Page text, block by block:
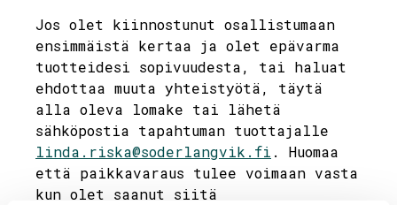
Jos olet kiinnostunut osallistumaan
ensimmäistä kertaa ja olet epävarma
tuotteidesi sopivuudesta, tai haluat
ehdottaa muuta yhteistyötä, täytä
alla oleva lomake tai lähetä
sähköpostia tapahtuman tuottajalle
linda.riska@soderlangvik.fi . Huomaa
että paikkavaraus tulee voimaan vasta
kun olet saanut siitä